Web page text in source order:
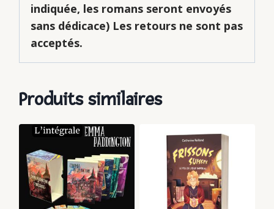
indiquée, les romans seront envoyés
sans dédicace) Les retours ne sont pas
acceptés.
Produits similaires